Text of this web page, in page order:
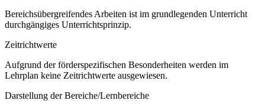
Bereichsübergreifendes Arbeiten ist im grundlegenden Unterricht
durchgängiges Unterrichtsprinzip.
Zeitrichtwerte
Aufgrund der förderspezifischen Besonderheiten werden im
Lehrplan keine Zeitrichtwerte ausgewiesen.
Darstellung der Bereiche/Lernbereiche